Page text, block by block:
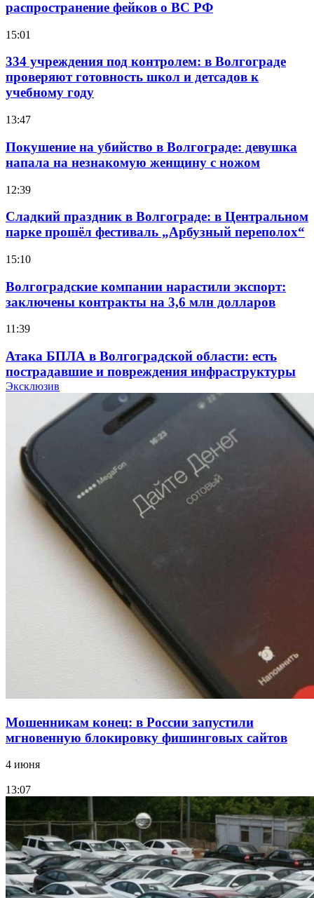
распространение фейков о ВС РФ
15:01
334 учреждения под контролем: в Волгограде
проверяют готовность школ и детсадов к
учебному году
13:47
Покушение на убийство в Волгограде: девушка
напала на незнакомую женщину с ножом
12:39
Сладкий праздник в Волгограде: в Центральном
парке прошёл фестиваль „Арбузный переполох“
15:10
Волгоградские компании нарастили экспорт:
заключены контракты на 3,6 млн долларов
11:39
Атака БПЛА в Волгоградской области: есть
пострадавшие и повреждения инфраструктуры
Волгоградские вузы в топе зарплатного
рейтинга: ВолгГТУ и ВолгГМУ вошли в топ‑15
для химической отрасли и фармацевтики
18:39
В Красноармейском районе Волгограда стартует
конкурс на ремонт моста через Волго‑Донской
судоходный канал
Фестиваль #ТриЧетыре в Волгограде пройдёт
11–13 сентября в рамках Года единства народов
Эксклюзив
Мошенникам конец: в России запустили
мгновенную блокировку фишинговых сайтов
4 июня
13:07